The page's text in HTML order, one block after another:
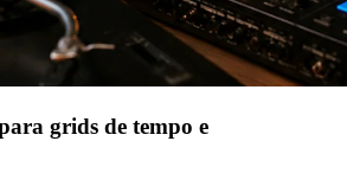
grids de tempo e